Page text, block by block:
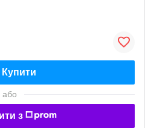
Купити
або
з